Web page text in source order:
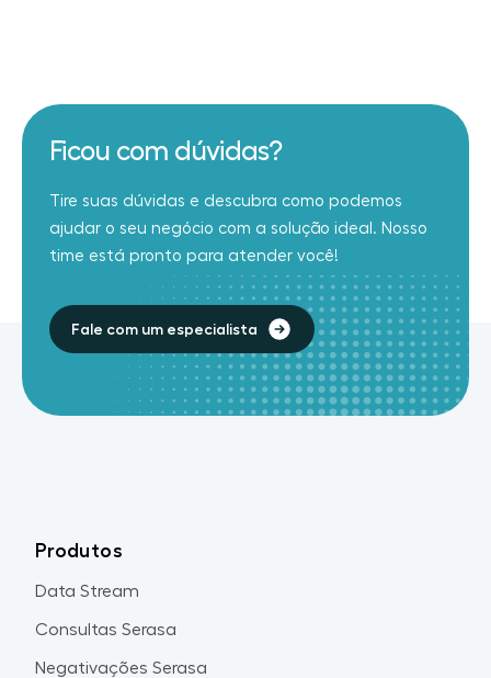
Ficou com dúvidas?
Tire suas dúvidas e descubra como podemos
ajudar o seu negócio com a solução ideal. Nosso
time está pronto para atender você!
Fale com um especialista
Produtos
Data Stream
Consultas Serasa
Negativações Serasa